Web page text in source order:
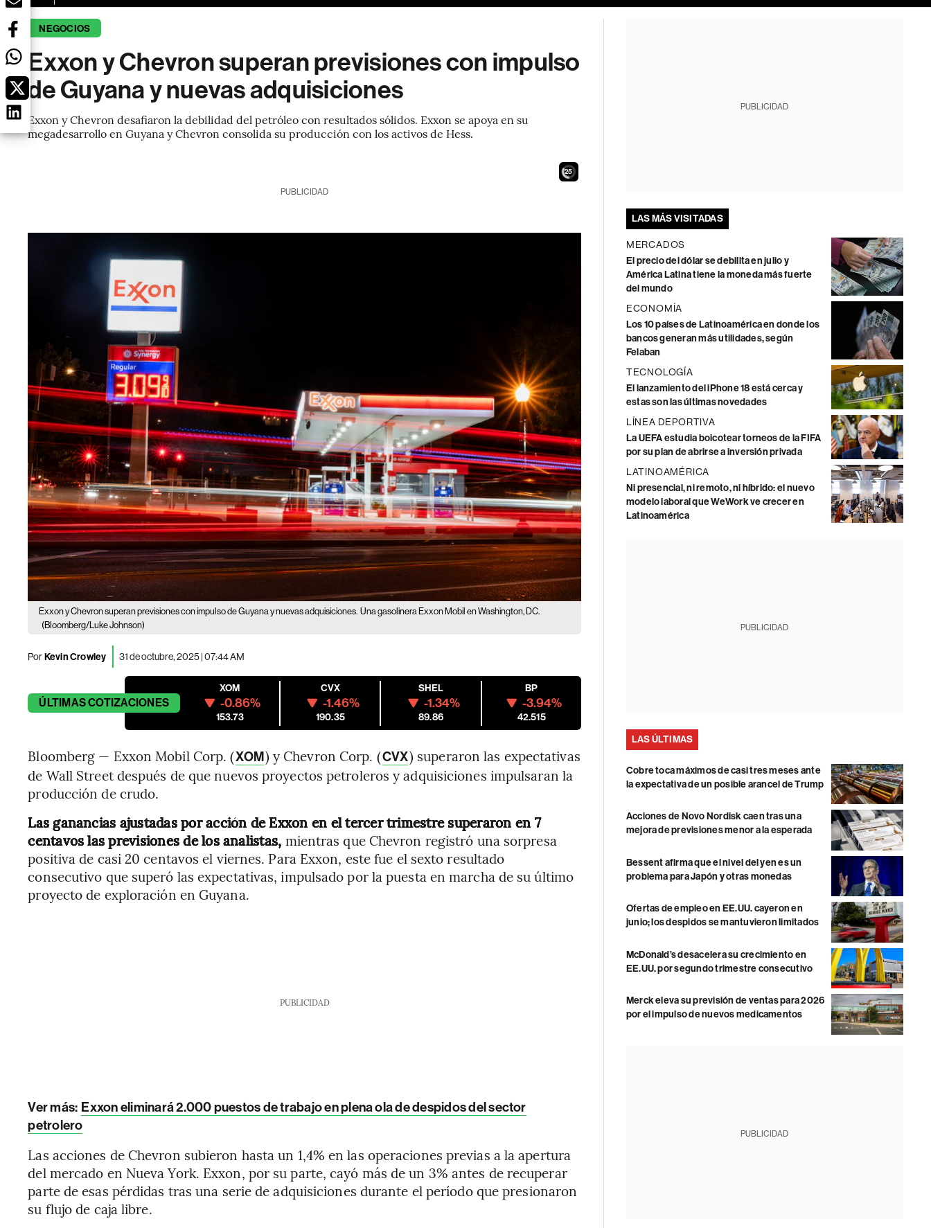
NEGOCIOS
Exxon y Chevron superan previsiones con impulso
de Guyana y nuevas adquisiciones
Exxon y Chevron desafiaron la debilidad del petróleo con resultados sólidos. Exxon se apoya en su
megadesarrollo en Guyana y Chevron consolida su producción con los activos de Hess.
23
PUBLICIDAD
Exxon y Chevron superan previsiones con impulso de Guyana y nuevas adquisiciones. Una gasolinera Exxon Mobil en Washington, DC.
(Bloomberg/Luke Johnson)
PorKevin Crowley 31 de octubre, 2025 | 07:44 AM
ÚLTIMASCOTIZACIONES
XOM
-0.86%
153.73
CVX
-1.46%
190.35
SHEL
-1.34%
89.86
BP
-3.94%
42.515
Bloomberg — Exxon Mobil Corp. (XOM) y Chevron Corp. (CVX) superaron las expectativas
de Wall Street después de que nuevos proyectos petroleros y adquisiciones impulsaran la
producción de crudo.
Las ganancias ajustadas por acción de Exxon en el tercer trimestre superaron en 7
centavos las previsiones de los analistas, mientras que Chevron registró una sorpresa
positiva de casi 20 centavos el viernes. Para Exxon, este fue el sexto resultado
consecutivo que superó las expectativas, impulsado por la puesta en marcha de su último
proyecto de exploración en Guyana.
PUBLICIDAD
Ver más: Exxon eliminará 2.000 puestos de trabajo en plena ola de despidos del sector
petrolero
Las acciones de Chevron subieron hasta un 1,4% en las operaciones previas a la apertura
del mercado en Nueva York. Exxon, por su parte, cayó más de un 3% antes de recuperar
parte de esas pérdidas tras una serie de adquisiciones durante el período que presionaron
su flujo de caja libre.
PUBLICIDAD
LAS MÁS VISITADAS
MERCADOS
El precio del dólar se debilita en julio y
América Latina tiene la moneda más fuerte
del mundo
ECONOMÍA
Los 10 países de Latinoamérica en donde los
bancos generan más utilidades, según
Felaban
TECNOLOGÍA
El lanzamiento del iPhone 18 está cerca y
estas son las últimas novedades
LÍNEA DEPORTIVA
La UEFA estudia boicotear torneos de la FIFA
por su plan de abrirse a inversión privada
LATINOAMÉRICA
Ni presencial, ni remoto, ni híbrido: el nuevo
modelo laboral que WeWork ve crecer en
Latinoamérica
PUBLICIDAD
LAS ÚLTIMAS
Cobre toca máximos de casi tres meses ante
la expectativa de un posible arancel de Trump
Acciones de Novo Nordisk caen tras una
mejora de previsiones menor a la esperada
Bessent afirma que el nivel del yen es un
problema para Japón y otras monedas
Ofertas de empleo en EE.UU. cayeron en
junio; los despidos se mantuvieron limitados
McDonald’s desacelera su crecimiento en
EE.UU. por segundo trimestre consecutivo
Merck eleva su previsión de ventas para 2026
por el impulso de nuevos medicamentos
PUBLICIDAD